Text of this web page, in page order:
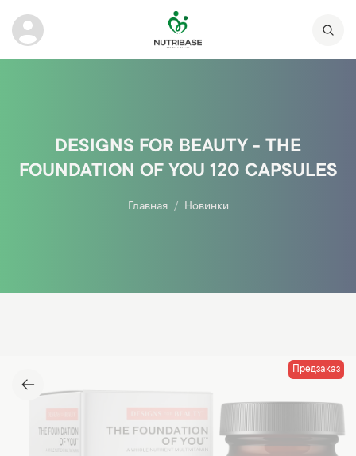
DESIGNS FOR BEAUTY - THE
FOUNDATION OF YOU 120 CAPSULES
Главная Новинки
Предзаказ